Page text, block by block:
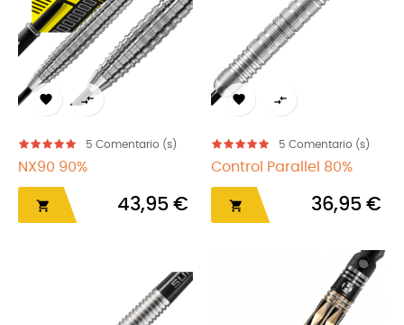
 
5 Comentario (s)
NX90 90%
 43,95 €
 
5 Comentario (s)
Control Parallel 80%
 36,95 €